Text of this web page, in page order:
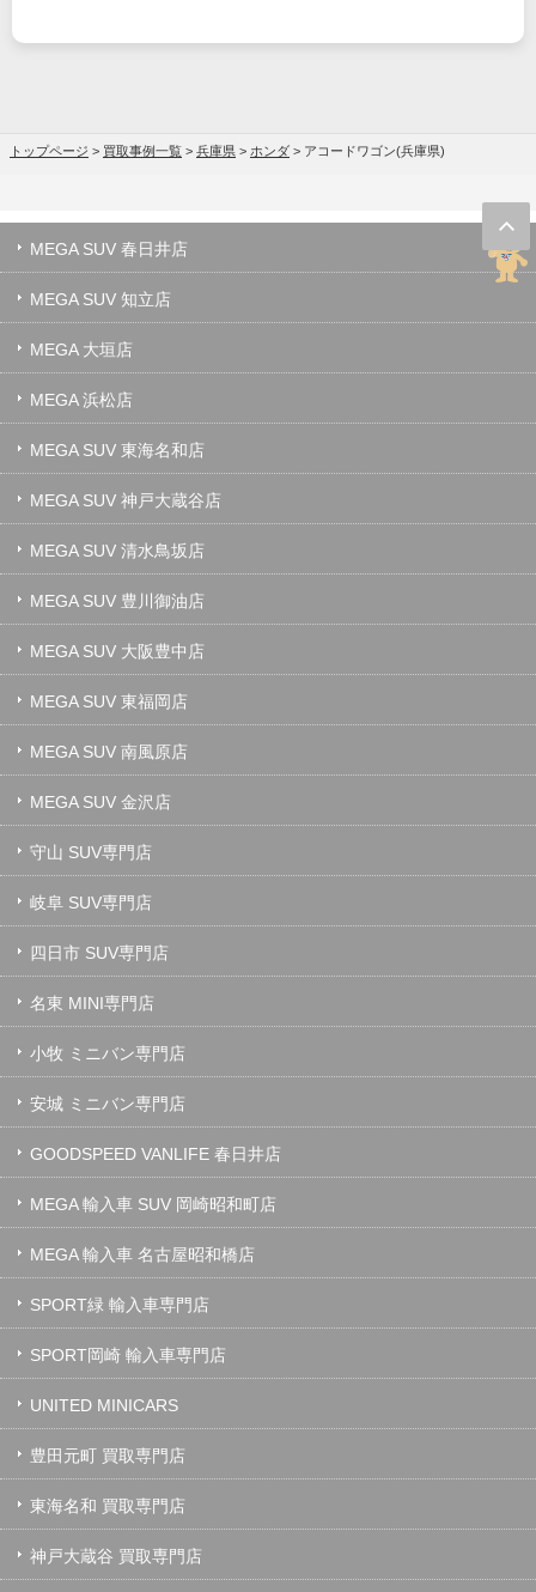
トップページ > 買取事例一覧 > 兵庫県 > ホンダ > アコードワゴン(兵庫県)
MEGA SUV 春日井店
MEGA SUV 知立店
MEGA 大垣店
MEGA 浜松店
MEGA SUV 東海名和店
MEGA SUV 神戸大蔵谷店
MEGA SUV 清水鳥坂店
MEGA SUV 豊川御油店
MEGA SUV 大阪豊中店
MEGA SUV 東福岡店
MEGA SUV 南風原店
MEGA SUV 金沢店
守山 SUV専門店
岐阜 SUV専門店
四日市 SUV専門店
名東 MINI専門店
小牧 ミニバン専門店
安城 ミニバン専門店
GOODSPEED VANLIFE 春日井店
MEGA 輸入車 SUV 岡崎昭和町店
MEGA 輸入車 名古屋昭和橋店
SPORT緑 輸入車専門店
SPORT岡崎 輸入車専門店
UNITED MINICARS
豊田元町 買取専門店
東海名和 買取専門店
神戸大蔵谷 買取専門店